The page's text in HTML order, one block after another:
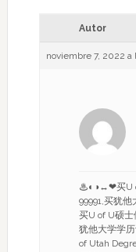
Autor
noviembre 7, 2022 a
♨◐◑↔❤买U
99991,买犹
买U of U硕
犹他大学学
of Utah